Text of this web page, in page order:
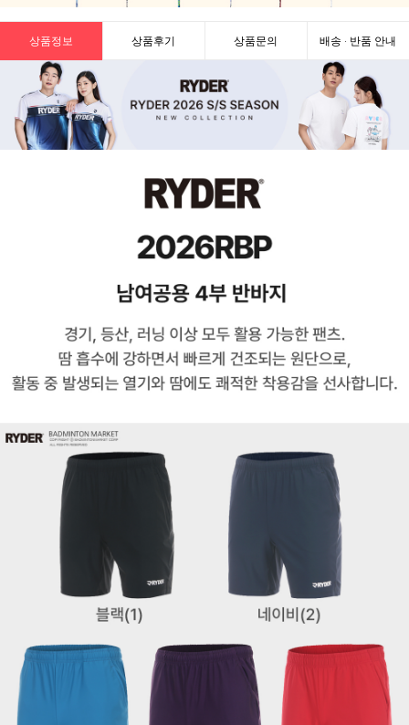
상품정보 상품후기 상품문의 배송 · 반품 안내